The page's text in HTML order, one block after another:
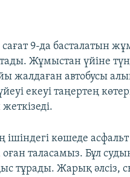
9-да басталатын
Жұмыстан үйіне
жалдаған автобусы
екеуі таңертең
көшеде
таласамыз. Бұл
тұрады. Жарық әлсіз,